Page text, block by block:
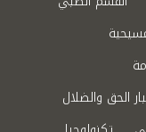
الحق والضلال